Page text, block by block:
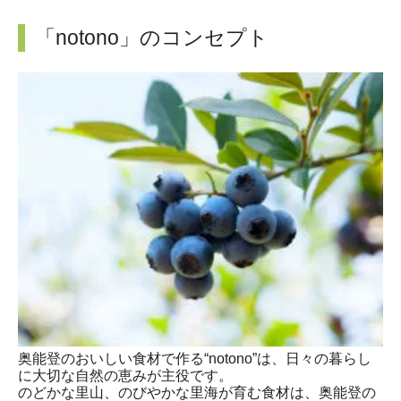
「notono」のコンセプト
奥能登のおいしい食材で作る“notono”は、日々の暮らし
に大切な自然の恵みが主役です。
のどかな里山、のびやかな里海が育む食材は、奥能登の